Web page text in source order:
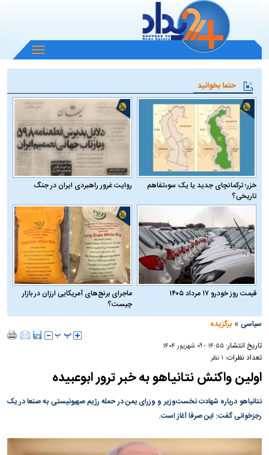
باز
و
منو
حتما بخوانید
خزر؛ ترکمانچای جدید یا یک سوءتفاهم
تاریخی؟
روایت غرور راهبردی ایران در جنگ
قیمت روز خودرو ۱۷ مرداد ۱۴۰۵
ماجرای برنج‌های آمریکایی ارزان در بازار
چیست؟
سیاسی »برگزیده
تاریخ انتشار:۱۴:۵۵ - ۰۹ شهريور ۱۴۰۴
تعداد نظرات: ۱ نظر
اولین واکنش نتانیاهو به خبر ترور ابوعبیده
نتانیاهو درباره شهادت نخست‌وزیر و وزرای یمن در حمله رژیم صهیونیستی به صنعا در یک
رجزخوانی گفت: این صرفا آغاز است.